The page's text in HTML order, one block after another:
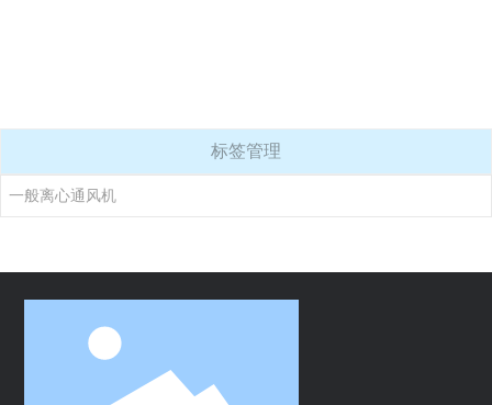
标签管理
一般离心通风机